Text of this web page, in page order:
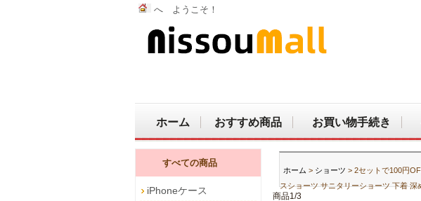
へ ようこそ！
ホーム おすすめ商品 お買い物手続き
すべての商品
iPhoneケース
ホーム > ショーツ > 2セットで100円
スショーツ サニタリーショーツ 下着
商品1/3